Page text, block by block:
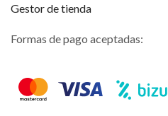
Gestor de tienda
Formas de pago aceptadas: